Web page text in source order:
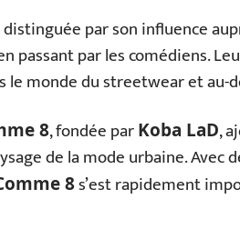
distinguée par son influence
passant par les comédiens.
le monde du streetwear et au-
8, fondée parKoba LaD,
de la mode urbaine. Avec
8s’est rapidement